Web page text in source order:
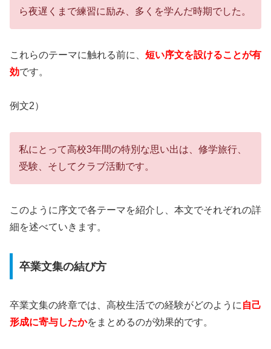
ら夜遅くまで練習に励み、多くを学んだ時期でした。
これらのテーマに触れる前に、 短い序文を設けることが有
効です。
例文2）
私にとって高校3年間の特別な思い出は、修学旅行、
受験、そしてクラブ活動です。
このように序文で各テーマを紹介し、本文でそれぞれの詳
細を述べていきます。
卒業文集の結び方
卒業文集の終章では、高校生活での経験がどのように自己
形成に寄与したかをまとめるのが効果的です。